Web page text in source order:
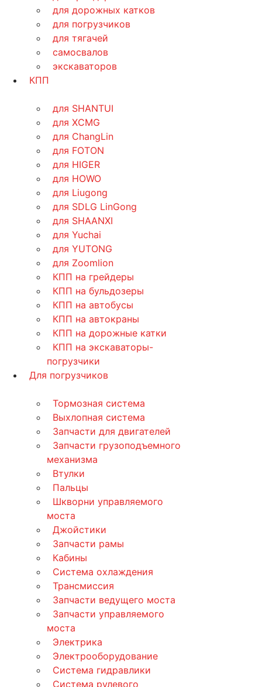
для дорожных катков
для погрузчиков
для тягачей
самосвалов
экскаваторов
КПП
для SHANTUI
для XCMG
для ChangLin
для FOTON
для HIGER
для HOWO
для Liugong
для SDLG LinGong
для SHAANXI
для Yuchai
для YUTONG
для Zoomlion
КПП на грейдеры
КПП на бульдозеры
КПП на автобусы
КПП на автокраны
КПП на дорожные катки
КПП на экскаваторы-
погрузчики
Для погрузчиков
Тормозная система
Выхлопная система
Запчасти для двигателей
Запчасти грузоподъемного
механизма
Втулки
Пальцы
Шкворни управляемого
моста
Джойстики
Запчасти рамы
Кабины
Система охлаждения
Трансмиссия
Запчасти ведущего моста
Запчасти управляемого
моста
Электрика
Электрооборудование
Система гидравлики
Система рулевого